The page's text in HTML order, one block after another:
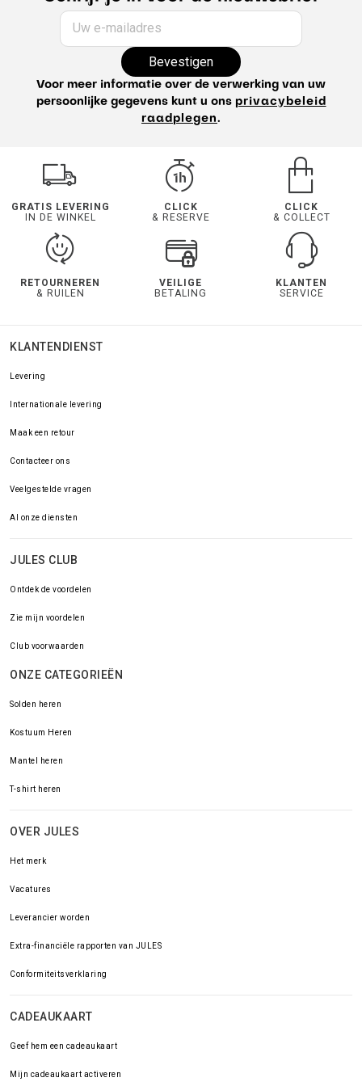
Uw e-mailadres
Bevestigen
Voor meer informatie over de verwerking van uw
persoonlijke gegevens kunt u ons privacybeleid
raadplegen.
GRATIS LEVERING
IN DE WINKEL
CLICK
& RESERVE
CLICK
& COLLECT
RETOURNEREN
& RUILEN
VEILIGE
BETALING
KLANTEN
SERVICE
KLANTENDIENST
Levering
Internationale levering
Maak een retour
Contacteer ons
Veelgestelde vragen
Al onze diensten
JULES CLUB
Ontdek de voordelen
Zie mijn voordelen
Club voorwaarden
ONZE CATEGORIEËN
Solden heren
Kostuum Heren
Mantel heren
T-shirt heren
OVER JULES
Het merk
Vacatures
Leverancier worden
Extra-financiële rapporten van JULES
Conformiteitsverklaring
CADEAUKAART
Geef hem een cadeaukaart
Mijn cadeaukaart activeren